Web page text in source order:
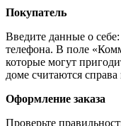
Покупатель
Введите данные о
телефона. В поле
которые могут
доме считаются справа
Оформление заказа
Проверьте